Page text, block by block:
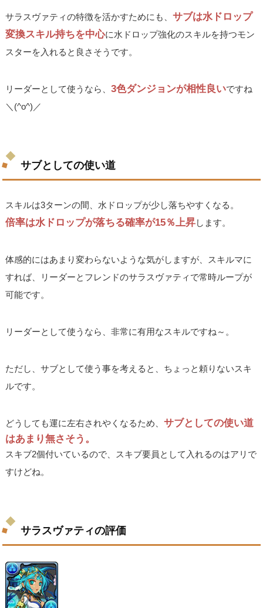
サラスヴァティの特徴を活かすためにも、サブは水ドロップ
変換スキル持ちを中心に水ドロップ強化のスキルを持つモン
スターを入れると良さそうです。
リーダーとして使うなら、3色ダンジョンが相性良いですね
＼(^o^)／
サブとしての使い道
スキルは3ターンの間、水ドロップが少し落ちやすくなる。
倍率は水ドロップが落ちる確率が15％上昇します。
体感的にはあまり変わらないような気がしますが、スキルマに
すれば、リーダーとフレンドのサラスヴァティで常時ループが
可能です。
リーダーとして使うなら、非常に有用なスキルですね～。
ただし、サブとして使う事を考えると、ちょっと頼りないスキ
ルです。
どうしても運に左右されやくなるため、サブとしての使い道
はあまり無さそう。
スキブ2個付いているので、スキブ要員として入れるのはアリで
すけどね。
サラスヴァティの評価